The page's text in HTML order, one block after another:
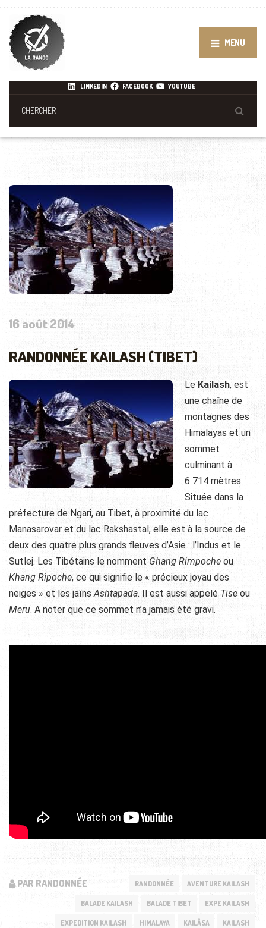
MENU
LINKEDIN FACEBOOK YOUTUBE
16 août 2014
RANDONNÉE KAILASH (TIBET)
Le Kailash, est
une chaîne de
montagnes des
Himalayas et un
sommet
culminant à
6 714 mètres.
Située dans la
préfecture de Ngari, au Tibet, à proximité du lac
Manasarovar et du lac Rakshastal, elle est à la source de
deux des quatre plus grands fleuves d’Asie : l’Indus et le
Sutlej. Les Tibétains le nomment Ghang Rimpoche ou
Khang Ripoche, ce qui signifie le « précieux joyau des
neiges » et les jaïnsAshtapada. Il est aussi appeléTise ou
Meru. A noter que ce sommet n’a jamais été gravi.
PAR RANDONNÉE RANDONNÉE AVENTURE KAILASH
BALADE KAILASH BALADE TIBET EXPE KAILASH
EXPEDITION KAILASH HIMALAYA KAILÂSA KAILASH